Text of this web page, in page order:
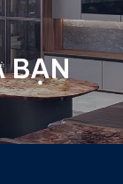
BẠN